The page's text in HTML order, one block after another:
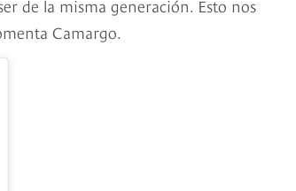
de la misma generación. Esto nos
Camargo.